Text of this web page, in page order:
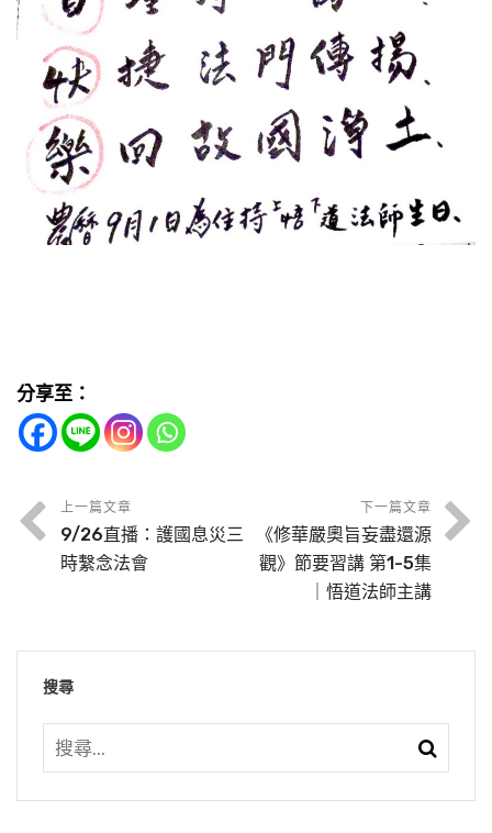
分享至：
上一篇文章
9/26直播：護國息災三
時繫念法會
下一篇文章
《修華嚴奧旨妄盡還源
觀》節要習講 第1-5集
｜悟道法師主講
搜尋